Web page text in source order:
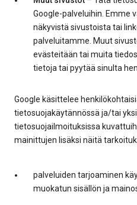
Google-palveluihin. Emme
näkyvistä sivustoista tai
palveluitamme. Muut
evästeitään tai muita
tietoja tai pyytää sinulta
Google käsittelee
tietosuojakäytännössä ja/tai
tietosuojailmoituksissa
mainittujen lisäksi näitä
palveluiden tarjoaminen
muokatun sisällön ja